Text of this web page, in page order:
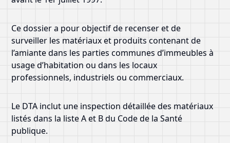
Ce dossier a pour objectif de recenser et de
surveiller les matériaux et produits contenant de
l’amiante dans les parties communes d’immeubles à
usage d’habitation ou dans les locaux
professionnels, industriels ou commerciaux.
Le DTA inclut une inspection détaillée des matériaux
listés dans la liste A et B du Code de la Santé
publique.